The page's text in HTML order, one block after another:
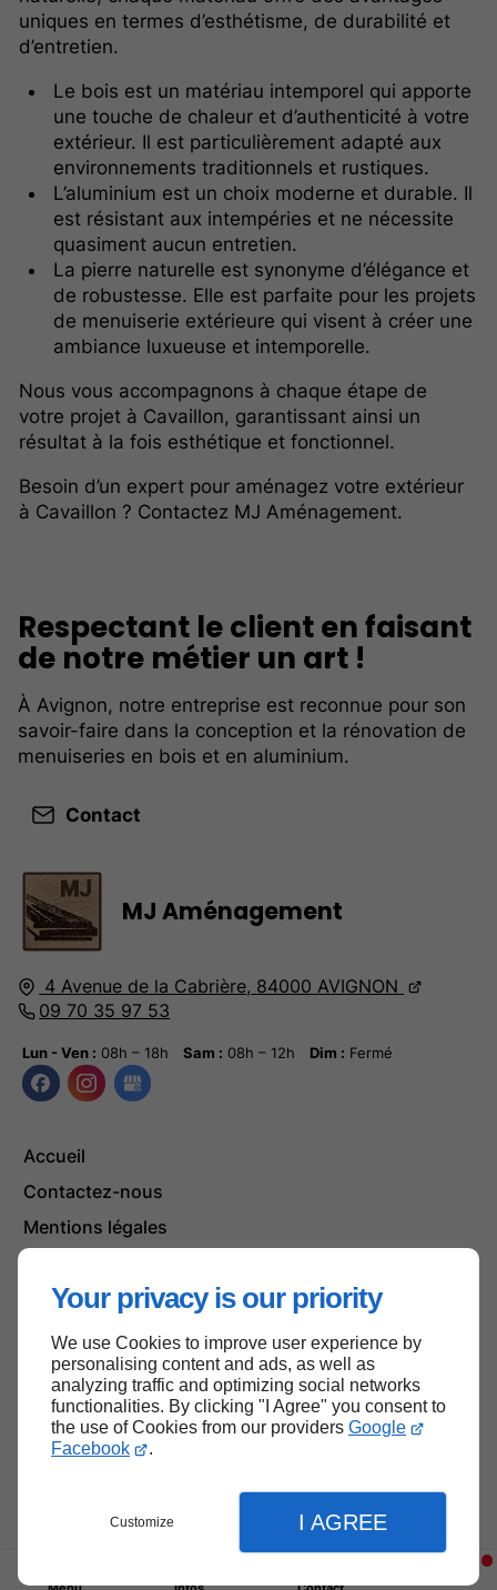
Your privacy is our priority
We use Cookies to improve user experience by
personalising content and ads, as well as
analyzing traffic and optimizing social networks
functionalities. By clicking "I Agree" you consent to
the use of Cookies from our providers Google
Facebook
.
Customize I AGREE
uniques en termes d’esthétisme, de durabilité et
d’entretien.
Le bois est un matériau intemporel qui apporte
une touche de chaleur et d’authenticité à votre
extérieur. Il est particulièrement adapté aux
environnements traditionnels et rustiques.
L’aluminium est un choix moderne et durable. Il
est résistant aux intempéries et ne nécessite
quasiment aucun entretien.
La pierre naturelle est synonyme d’élégance et
de robustesse. Elle est parfaite pour les projets
de menuiserie extérieure qui visent à créer une
ambiance luxueuse et intemporelle.
Nous vous accompagnons à chaque étape de
votre projet à Cavaillon, garantissant ainsi un
résultat à la fois esthétique et fonctionnel.
Besoin d’un expert pour aménagez votre extérieur
à Cavaillon ? Contactez MJ Aménagement.
MJ Aménagement
4 Avenue de la Cabrière, 84000 AVIGNON
09 70 35 97 53
Lun - Ven : 08h – 18h Sam : 08h – 12h Dim : Fermé
Accueil
Contactez-nous
Mentions légales
Respectant le client en faisant
de notre métier un art !
À Avignon, notre entreprise est reconnue pour son
savoir-faire dans la conception et la rénovation de
menuiseries en bois et en aluminium.
Contact
Haut de page